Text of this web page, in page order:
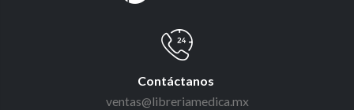
Contáctanos
ventas@libreriamedica.mx